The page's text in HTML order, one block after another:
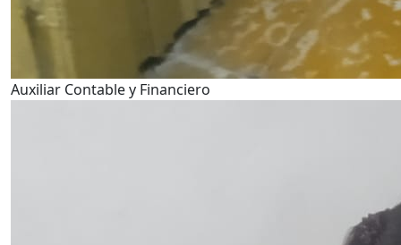
Auxiliar Contable y Financiero